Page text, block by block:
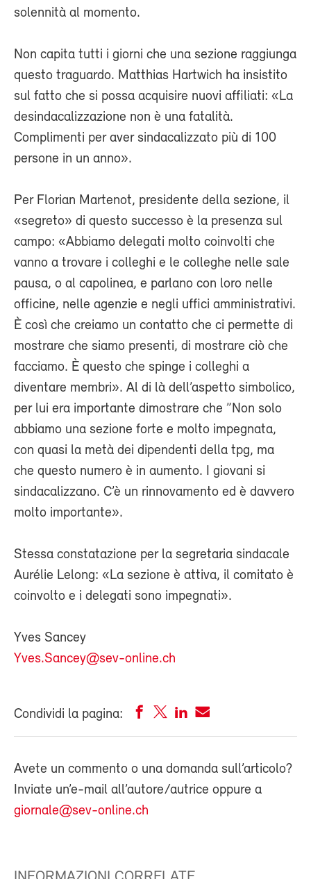
solennità al momento.
Non capita tutti i giorni che una sezione raggiunga
questo traguardo. Matthias Hartwich ha insistito
sul fatto che si possa acquisire nuovi affiliati: «La
desindacalizzazione non è una fatalità.
Complimenti per aver sindacalizzato più di 100
persone in un anno».
Per Florian Martenot, presidente della sezione, il
«segreto» di questo successo è la presenza sul
campo: «Abbiamo delegati molto coinvolti che
vanno a trovare i colleghi e le colleghe nelle sale
pausa, o al capolinea, e parlano con loro nelle
officine, nelle agenzie e negli uffici amministrativi.
È così che creiamo un contatto che ci permette di
mostrare che siamo presenti, di mostrare ciò che
facciamo. È questo che spinge i colleghi a
diventare membri». Al di là dell’aspetto simbolico,
per lui era importante dimostrare che ”Non solo
abbiamo una sezione forte e molto impegnata,
con quasi la metà dei dipendenti della tpg, ma
che questo numero è in aumento. I giovani si
sindacalizzano. C’è un rinnovamento ed è davvero
molto importante».
Stessa constatazione per la segretaria sindacale
Aurélie Lelong: «La sezione è attiva, il comitato è
coinvolto e i delegati sono impegnati».
Yves Sancey
Yves.Sancey@sev-online.ch
Condividi la pagina:
Avete un commento o una domanda sull’articolo?
Inviate un’e-mail all’autore/autrice oppure a
giornale@sev-online.ch